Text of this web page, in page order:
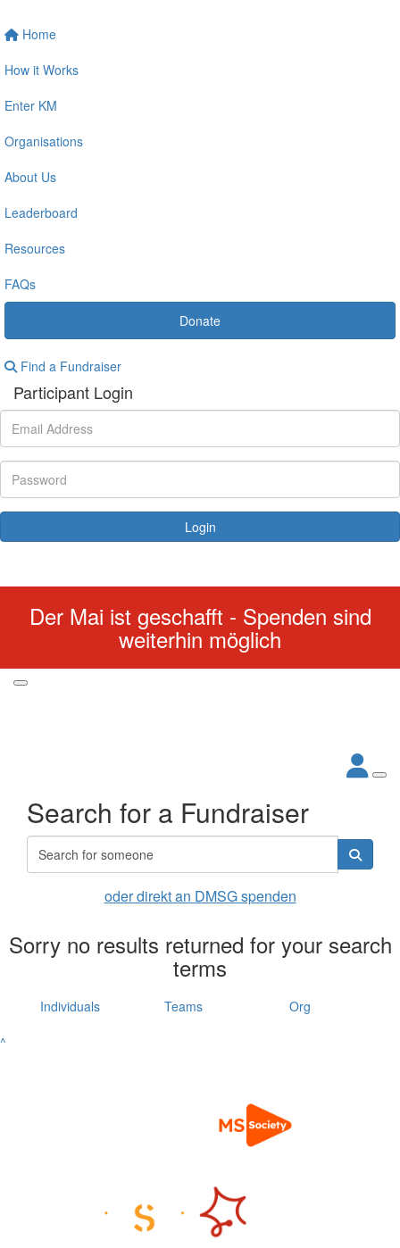
Home
How it Works
Enter KM
Organisations
About Us
Leaderboard
Resources
FAQs
Donate
Find a Fundraiser
Participant Login
Login
Der Mai ist geschafft - Spenden sind
weiterhin möglich
Search for a Fundraiser
oder direkt an DMSG spenden
Sorry no results returned for your search
terms
Individuals Teams
Org
^